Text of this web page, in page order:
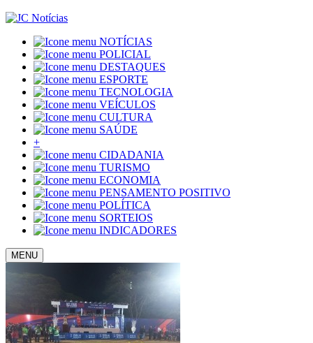
NOTÍCIAS
POLICIAL
DESTAQUES
ESPORTE
TECNOLOGIA
VEÍCULOS
CULTURA
SAÚDE
+
CIDADANIA
TURISMO
ECONOMIA
PENSAMENTO POSITIVO
POLÍTICA
SORTEIOS
INDICADORES
MENU